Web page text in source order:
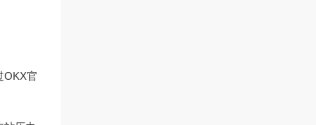
OKX官